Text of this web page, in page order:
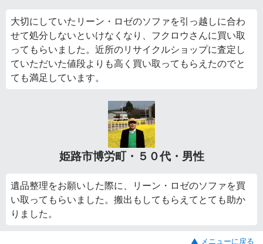
大切にしていたリーン・ロゼのソファを引っ越しに合わ
せて処分しないといけなくなり、フクロウさんに買い取
ってもらいました。近所のリサイクルショップに査定し
ていただいた値段よりも高く買い取ってもらえたのでと
ても満足しています。
姫路市博労町・５０代・男性
遺品整理をお願いした際に、リーン・ロゼのソファを買
い取ってもらいました。搬出もしてもらえてとても助か
りました。
▲ メニューに戻る